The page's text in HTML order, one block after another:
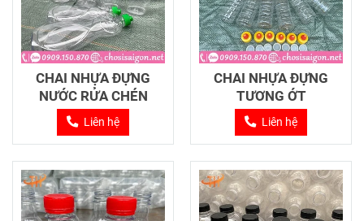
CHAI NHỰA ĐỰNG
NƯỚC RỬA CHÉN
Liên hệ
CHAI NHỰA ĐỰNG
TƯƠNG ỚT
Liên hệ